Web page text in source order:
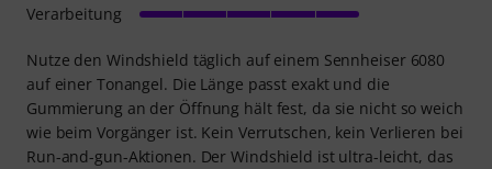
Nutze den Windshield täglich auf einem Sennheiser 6080
auf einer Tonangel. Die Länge passt exakt und die
Gummierung an der Öffnung hält fest, da sie nicht so weich
wie beim Vorgänger ist. Kein Verrutschen, kein Verlieren bei
Run-and-gun-Aktionen. Der Windshield ist ultra-leicht, das
Verarbeitung